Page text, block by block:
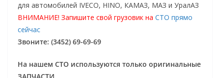
для автомобилей IVECO, HINO, КАМАЗ, МАЗ и УралАЗ
ВНИМАНИЕ! Запишите свой грузовик на СТО прямо
сейчас
Звоните: (3452) 69-69-69
На нашем СТО используются только оригинальные